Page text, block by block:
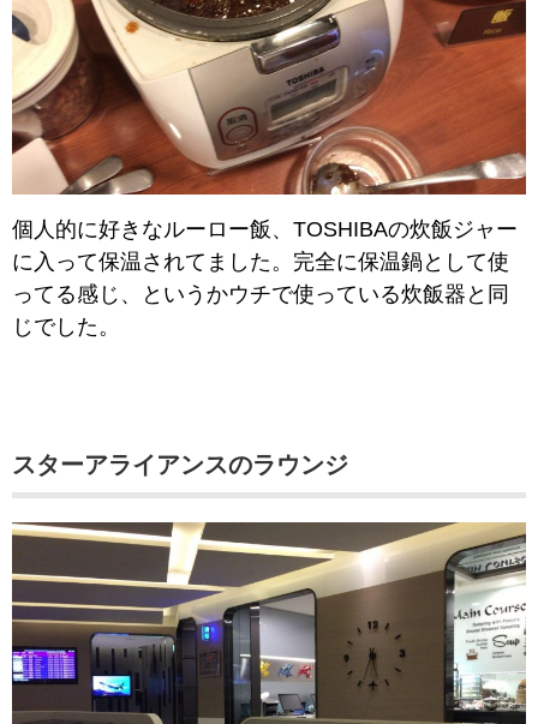
個人的に好きなルーロー飯、TOSHIBAの炊飯ジャー
に入って保温されてました。完全に保温鍋として使
ってる感じ、というかウチで使っている炊飯器と同
じでした。
スターアライアンスのラウンジ